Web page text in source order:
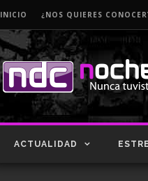
INICIO ¿NOS QUIERES
ACTUALIDAD